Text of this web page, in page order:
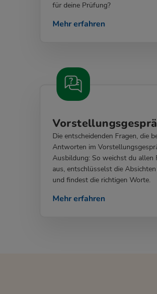
für deine Prüfung?
Mehr erfahren
Die entscheidenden Fragen, die
Antworten im
Ausbildung: So weichst du allen
aus, entschlüsselst die
und findest die richtigen Worte.
Mehr erfahren